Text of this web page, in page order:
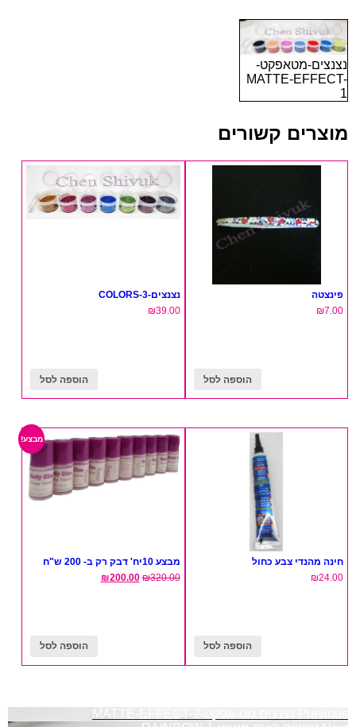
נצנצים-מטאפקט-
MATTE-EFFECT-
1
מוצרים קשורים
פינצטה
₪7.00
הוספה לסל
נצנצים-COLORS-3
₪39.00
הוספה לסל
חינה מהנדי צבע כחול
₪24.00
הוספה לסל
מבצע!
מבצע 10יח' דבק רק ב- 200 ש"ח
₪320.00
₪200.00
הוספה לסל
ניווט